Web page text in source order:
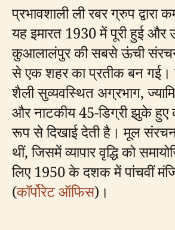
प्रभावशाली ली रबर ग्रुप द्वारा
यह इमारत 1930 में पूरी हुई
कुआलालंपुर की सबसे ऊंची
से एक शहर का प्रतीक बन गई।
शैली सुव्यवस्थित अग्रभाग,
और नाटकीय 45-डिग्री झुके हुए
रूप से दिखाई देती है। मूल
थीं, जिसमें व्यापार वृद्धि को
लिए 1950 के दशक में पांचवीं
(कॉर्पोरेट ऑफिस)।